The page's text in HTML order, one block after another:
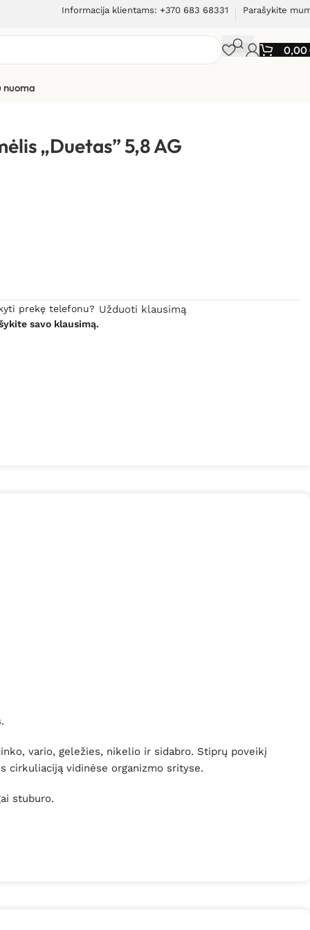
Informacija klientams: +370 683 68331 Parašykite
0,00
nuoma
„Duetas” 5,8 AG
prekę telefonu?
savo klausimą.
Užduoti klausimą
vario, geležies, nikelio ir sidabro. Stiprų poveikį
cirkuliaciją vidinėse organizmo srityse.
stuburo.